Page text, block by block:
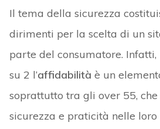
Il tema della sicurezza
dirimenti per la scelta di un
parte del consumatore.
su 2 l’affidabilità è un
soprattutto tra gli over 55,
sicurezza e praticità nelle loro